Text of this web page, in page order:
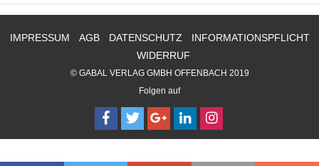
IMPRESSUM AGB DATENSCHUTZ
INFORMATIONSPFLICHT
WIDERRUF
© GABAL VERLAG GMBH OFFENBACH 2019
Folgen auf